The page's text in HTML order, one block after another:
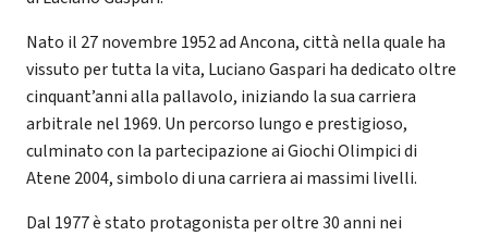
Nato il 27 novembre 1952 ad Ancona, città nella quale ha
vissuto per tutta la vita, Luciano Gaspari ha dedicato oltre
cinquant’anni alla pallavolo, iniziando la sua carriera
arbitrale nel 1969. Un percorso lungo e prestigioso,
culminato con la partecipazione ai Giochi Olimpici di
Atene 2004, simbolo di una carriera ai massimi livelli.
Dal 1977 è stato protagonista per oltre 30 anni nei